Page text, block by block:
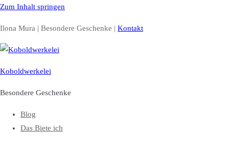
Zum Inhalt springen
Ilona Mura | Besondere Geschenke | Kontakt
Koboldwerkelei
Besondere Geschenke
Blog
Das Biete ich